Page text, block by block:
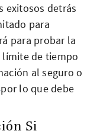
exitosos detrás
para
para probar la
límite de tiempo
al seguro o
por lo que debe
Si